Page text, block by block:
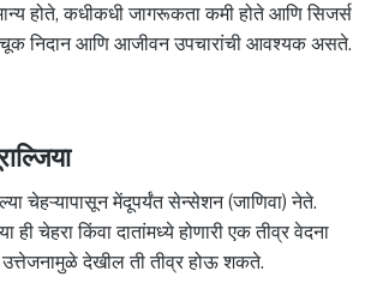
होते, कधीकधी जागरूकता कमी होते आणि सिजर्स
निदान आणि आजीवन उपचारांची आवश्यक असते.
चेहऱ्यापासून मेंदूपर्यंत सेन्सेशन (जाणिवा) नेते.
ही चेहरा किंवा दातांमध्ये होणारी एक तीव्र वेदना
देखील ती तीव्र होऊ शकते.